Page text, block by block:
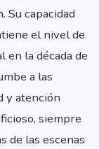
Su capacidad
el nivel de
en la década de
a las
y atención
siempre
de las escenas